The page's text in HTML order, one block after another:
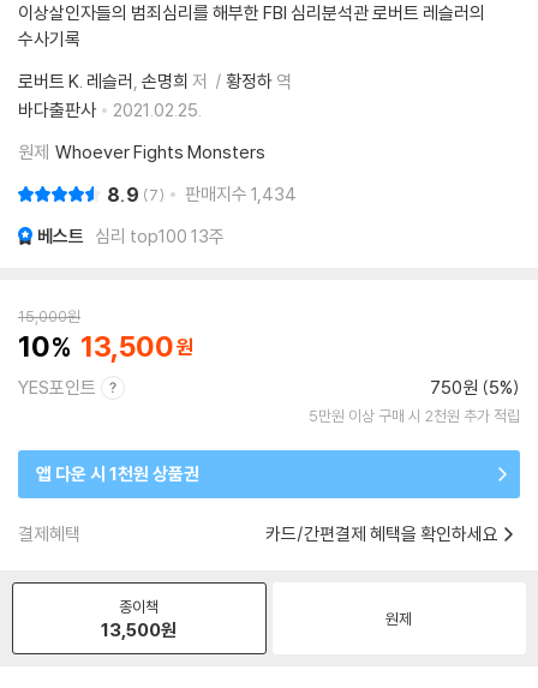
이상살인자들의 범죄심리를 해부한 FBI 심리분석관 로버트 레슬러의
수사기록
로버트 K. 레슬러 손명희 저 황정하 역
바다출판사
2021.02.25.
원제 Whoever Fights Monsters
8.9 7 판매지수 1,434
베스트 심리 top100 13주
15,000원
10 13,500
YES포인트 750원 (5%)
5만원 이상 구매 시 2천원 추가 적립
앱 다운 시 1천원 상품권
결제혜택 카드/간편결제 혜택을 확인하세요
종이책
13,500원 원제